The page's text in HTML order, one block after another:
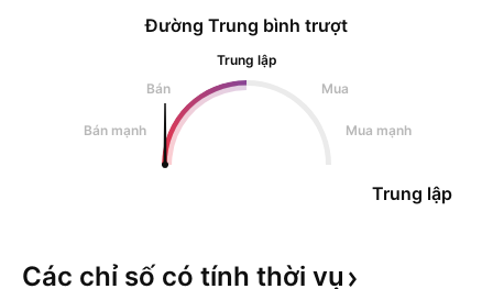
Đường Trung bình trượt
Trung lập
Bán
Mua
Bán mạnh Mua mạnh
Trung lập
Các chỉ số có tính thời vụ